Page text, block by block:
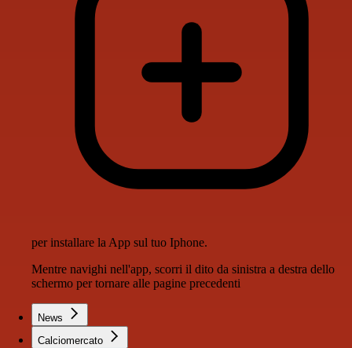
per installare la App sul tuo Iphone.
Mentre navighi nell'app, scorri il dito da sinistra a destra dello
schermo per tornare alle pagine precedenti
News
Calciomercato